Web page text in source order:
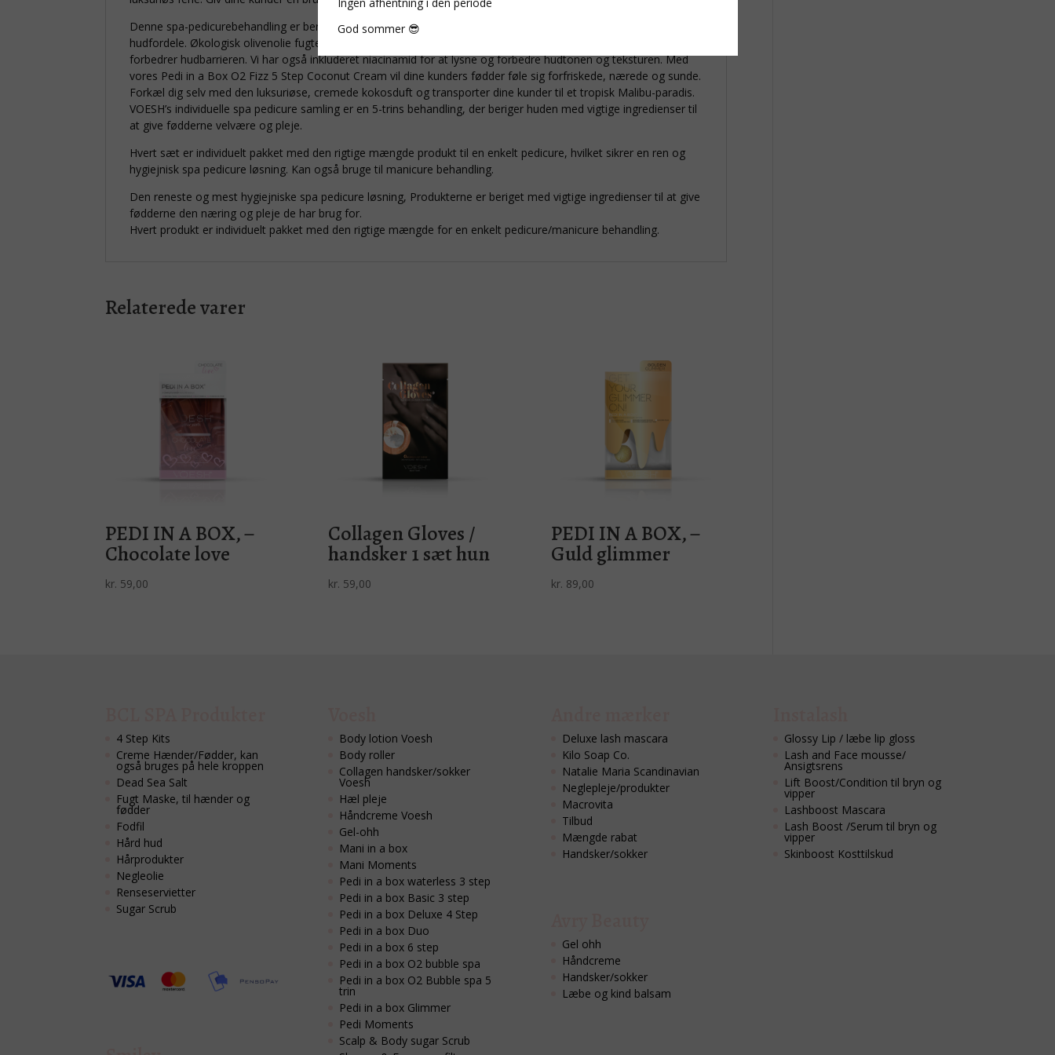
Denne spa-pedicurebehandling er beriget med rene, hudelskende ingredienser og giver en række forskellige
hudfordele. Økologisk olivenolie fugter og beroliger huden, mens cicaekstrakt forbedrer cirkulationen og
forbedrer hudbarrieren. Vi har også inkluderet niacinamid for at lysne og forbedre hudtonen og teksturen. Med
vores Pedi in a Box O2 Fizz 5 Step Coconut Cream vil dine kunders fødder føle sig forfriskede, nærede og sunde.
Forkæl dig selv med den luksuriøse, cremede kokosduft og transporter dine kunder til et tropisk Malibu-paradis.
VOESH’s individuelle spa pedicure samling er en 5-trins behandling, der beriger huden med vigtige ingredienser til
at give fødderne velvære og pleje.
Hvert sæt er individuelt pakket med den rigtige mængde produkt til en enkelt pedicure, hvilket sikrer en ren og
hygiejnisk spa pedicure løsning. Kan også bruge til manicure behandling.
Den reneste og mest hygiejniske spa pedicure løsning, Produkterne er beriget med vigtige ingredienser til at give
fødderne den næring og pleje de har brug for.
Hvert produkt er individuelt pakket med den rigtige mængde for en enkelt pedicure/manicure behandling.
Relaterede varer
PEDI IN A BOX, –
Chocolate love
kr. 59,00
Collagen Gloves /
handsker 1 sæt hun
kr. 59,00
PEDI IN A BOX, –
Guld glimmer
kr. 89,00
4 Step Kits
Creme Hænder/Fødder, kan
også bruges på hele kroppen
Dead Sea Salt
Fugt Maske, til hænder og
fødder
Fodfil
Hård hud
Hårprodukter
Negleolie
Renseservietter
Sugar Scrub
Body lotion Voesh
Body roller
Collagen handsker/sokker
Voesh
Hæl pleje
Håndcreme Voesh
Gel-ohh
Mani in a box
Mani Moments
Pedi in a box waterless 3 step
Pedi in a box Basic 3 step
Pedi in a box Deluxe 4 Step
Pedi in a box Duo
Pedi in a box 6 step
Pedi in a box O2 bubble spa
Pedi in a box O2 Bubble spa 5
trin
Pedi in a box Glimmer
Pedi Moments
Scalp & Body sugar Scrub
Deluxe lash mascara
Kilo Soap Co.
Natalie Maria Scandinavian
Neglepleje/produkter
Macrovita
Tilbud
Mængde rabat
Handsker/sokker
Gel ohh
Håndcreme
Handsker/sokker
Læbe og kind balsam
Glossy Lip / læbe lip gloss
Lash and Face mousse/
Ansigtsrens
Lift Boost/Condition til bryn og
vipper
Lashboost Mascara
Lash Boost /Serum til bryn og
vipper
Skinboost Kosttilskud
God sommer 😎